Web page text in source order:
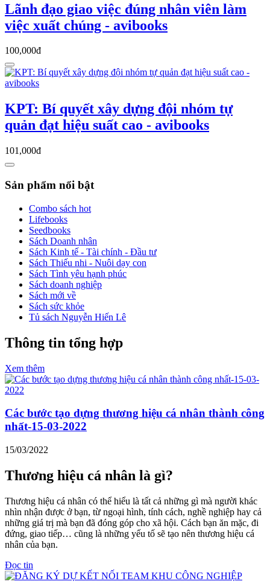
Lãnh đạo giao việc đúng nhân viên làm
việc xuất chúng - avibooks
100,000đ
KPT: Bí quyết xây dựng đội nhóm tự
quản đạt hiệu suất cao - avibooks
101,000đ
Sản phẩm nổi bật
Combo sách hot
Lifebooks
Seedbooks
Sách Doanh nhân
Sách Kinh tế - Tài chính - Đầu tư
Sách Thiếu nhi - Nuôi dạy con
Sách Tình yêu hạnh phúc
Sách doanh nghiệp
Sách mới về
Sách sức khỏe
Tủ sách Nguyễn Hiến Lê
Thông tin tổng hợp
Xem thêm
Các bước tạo dựng thương hiệu cá nhân thành công
nhất-15-03-2022
15/03/2022
Thương hiệu cá nhân là gì?
Thương hiệu cá nhân có thể hiểu là tất cả những gì mà người khác
nhìn nhận được ở bạn, từ ngoại hình, tính cách, nghề nghiệp hay cả
những giá trị mà bạn đã đóng góp cho xã hội. Cách bạn ăn mặc, đi
đứng, giao tiếp… cũng là những yếu tố sẽ tạo nên thương hiệu cá
nhân của bạn.
Đọc tin